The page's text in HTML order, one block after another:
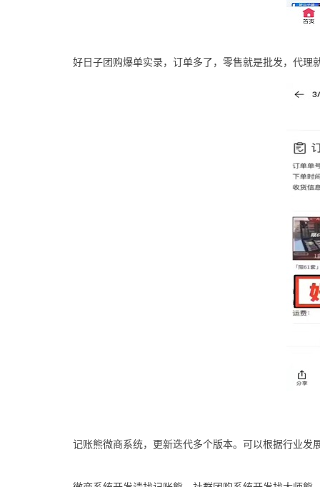
好日子团购爆单实录，订单多了，零售就是批发，代理
记账熊微商系统，更新迭代多个版本。可以根据行业